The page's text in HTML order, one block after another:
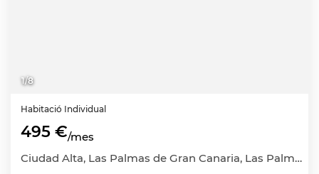
1/8
Habitació Individual
495 €/mes
Ciudad Alta, Las Palmas de Gran Canaria, Las Palmas